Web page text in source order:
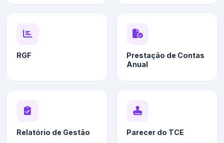
RGF
Prestação de Contas
Anual
Relatório de Gestão Parecer do TCE